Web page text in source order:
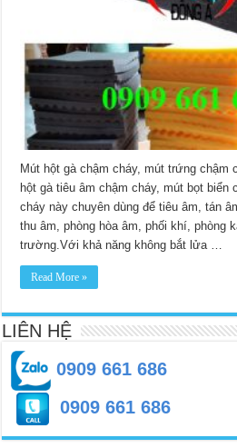
Mút hột gà chậm cháy, mút trứng chậm
hột gà tiêu âm chậm cháy, mút bọt biển
cháy này chuyên dùng để tiêu âm, tán
thu âm, phòng hòa âm, phối khí, phòng
trường.Với khả năng không bắt lửa …
Read More »
LIÊN HỆ
0909 661 686
0909 661 686